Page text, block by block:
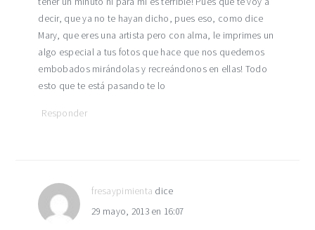
decir, que ya no te hayan dicho, pues eso, como dice
Mary, que eres una artista pero con alma, le imprimes un
algo especial a tus fotos que hace que nos quedemos
embobados mirándolas y recreándonos en ellas! Todo
esto que te está pasando te lo
Responder
fresaypimienta dice
29 mayo, 2013 en 16:07